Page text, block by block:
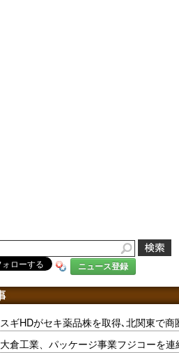
ニュース登録
スギHDがセキ薬品株を取得､北関東で商
大倉工業、パッケージ事業フジコーを